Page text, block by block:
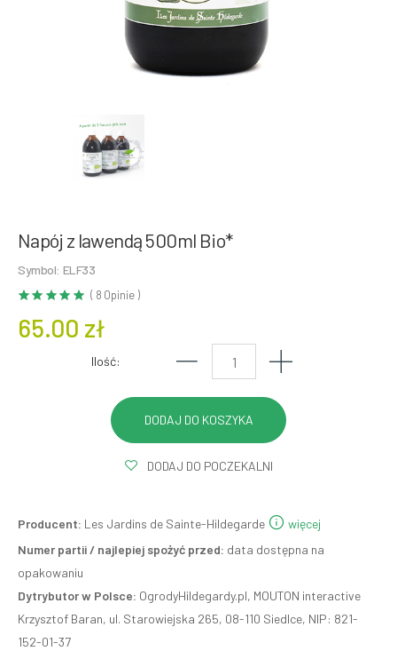
Napój z lawendą 500ml Bio*
Symbol: ELF33
( 8 Opinie )
65.00 zł
Ilość:
DODAJ DO POCZEKALNI
Producent: Les Jardins de Sainte-Hildegarde
więcej
Numer partii / najlepiej spożyć przed: data dostępna na
opakowaniu
Dytrybutor w Polsce: OgrodyHildegardy.pl, MOUTON interactive
Krzysztof Baran, ul. Starowiejska 265, 08-110 Siedlce, NIP: 821-
152-01-37